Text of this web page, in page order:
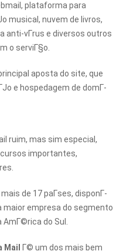
plataforma para
musical, nuvem de livros,
anti-vГ­rus e diversos outros
o serviГ§o.
aposta do site, que
e hospedagem de domГ­
ruim, mas sim especial,
importantes,
de 17 paГ­ses, disponГ­
maior empresa do segmento
do Sul.
Mail
Г© um dos mais bem